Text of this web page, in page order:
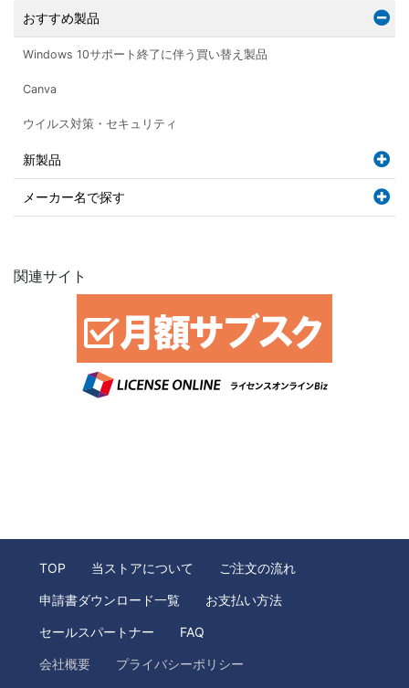
おすすめ製品
Windows 10サポート終了に伴う買い替え製品
Canva
ウイルス対策・セキュリティ
新製品
メーカー名で探す
関連サイト
TOP 当ストアについて ご注文の流れ
申請書ダウンロード一覧 お支払い方法
セールスパートナー FAQ
会社概要 プライバシーポリシー